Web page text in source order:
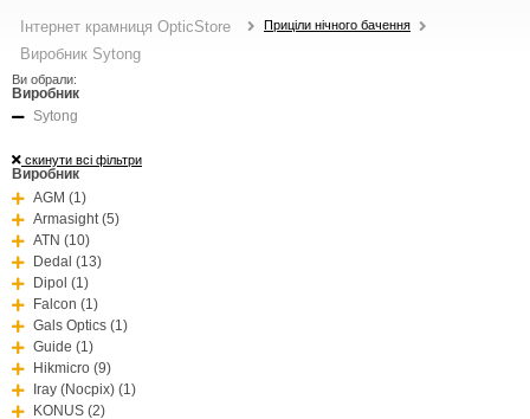
Інтернет крамниця OpticStore Приціли нічного бачення
Виробник Sytong
Ви обрали:
Виробник
Sytong
скинути всі фільтри
Виробник
AGM (1)
Armasight (5)
ATN (10)
Dedal (13)
Dipol (1)
Falcon (1)
Gals Optics (1)
Guide (1)
Hikmicro (9)
Iray (Nocpix) (1)
KONUS (2)